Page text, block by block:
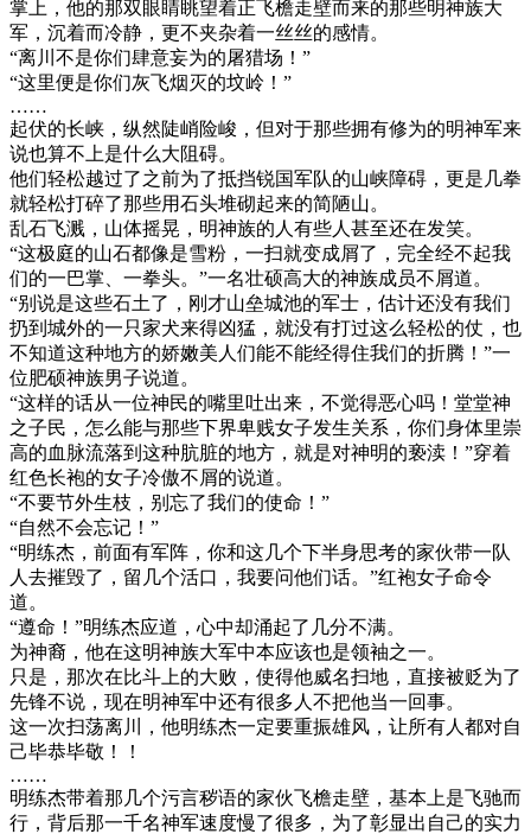
掌上，他的那双眼睛眺望着正飞檐走壁而来的那些明神族大
军，沉着而冷静，更不夹杂着一丝丝的感情。
“离川不是你们肆意妄为的屠猎场！”
“这里便是你们灰飞烟灭的坟岭！”
……
起伏的长峡，纵然陡峭险峻，但对于那些拥有修为的明神军来
说也算不上是什么大阻碍。
他们轻松越过了之前为了抵挡锐国军队的山峡障碍，更是几拳
就轻松打碎了那些用石头堆砌起来的简陋山。
乱石飞溅，山体摇晃，明神族的人有些人甚至还在发笑。
“这极庭的山石都像是雪粉，一扫就变成屑了，完全经不起我
们的一巴掌、一拳头。”一名壮硕高大的神族成员不屑道。
“别说是这些石土了，刚才山垒城池的军士，估计还没有我们
扔到城外的一只家犬来得凶猛，就没有打过这么轻松的仗，也
不知道这种地方的娇嫩美人们能不能经得住我们的折腾！”一
位肥硕神族男子说道。
“这样的话从一位神民的嘴里吐出来，不觉得恶心吗！堂堂神
之子民，怎么能与那些下界卑贱女子发生关系，你们身体里崇
高的血脉流落到这种肮脏的地方，就是对神明的亵渎！”穿着
红色长袍的女子冷傲不屑的说道。
“不要节外生枝，别忘了我们的使命！”
“自然不会忘记！”
“明练杰，前面有军阵，你和这几个下半身思考的家伙带一队
人去摧毁了，留几个活口，我要问他们话。”红袍女子命令
道。
“遵命！”明练杰应道，心中却涌起了几分不满。
为神裔，他在这明神族大军中本应该也是领袖之一。
只是，那次在比斗上的大败，使得他威名扫地，直接被贬为了
先锋不说，现在明神军中还有很多人不把他当一回事。
这一次扫荡离川，他明练杰一定要重振雄风，让所有人都对自
己毕恭毕敬！！
……
明练杰带着那几个污言秽语的家伙飞檐走壁，基本上是飞驰而
行，背后那一千名神军速度慢了很多，为了彰显出自己的实力